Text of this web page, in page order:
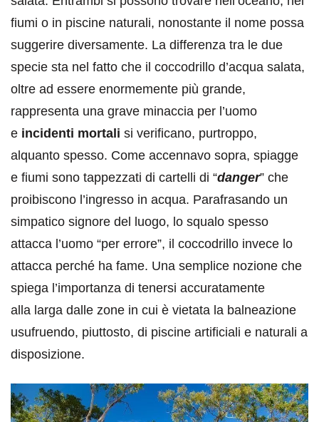
fiumi o in piscine naturali, nonostante il nome possa
suggerire diversamente. La differenza tra le due
specie sta nel fatto che il coccodrillo d’acqua salata,
oltre ad essere enormemente più grande,
rappresenta una grave minaccia per l’uomo
e incidenti mortali si verificano, purtroppo,
alquanto spesso. Come accennavo sopra, spiagge
e fiumi sono tappezzati di cartelli di “danger” che
proibiscono l’ingresso in acqua. Parafrasando un
simpatico signore del luogo, lo squalo spesso
attacca l’uomo “per errore”, il coccodrillo invece lo
attacca perché ha fame. Una semplice nozione che
spiega l’importanza di tenersi accuratamente
alla larga dalle zone in cui è vietata la balneazione
usufruendo, piuttosto, di piscine artificiali e naturali a
disposizione.